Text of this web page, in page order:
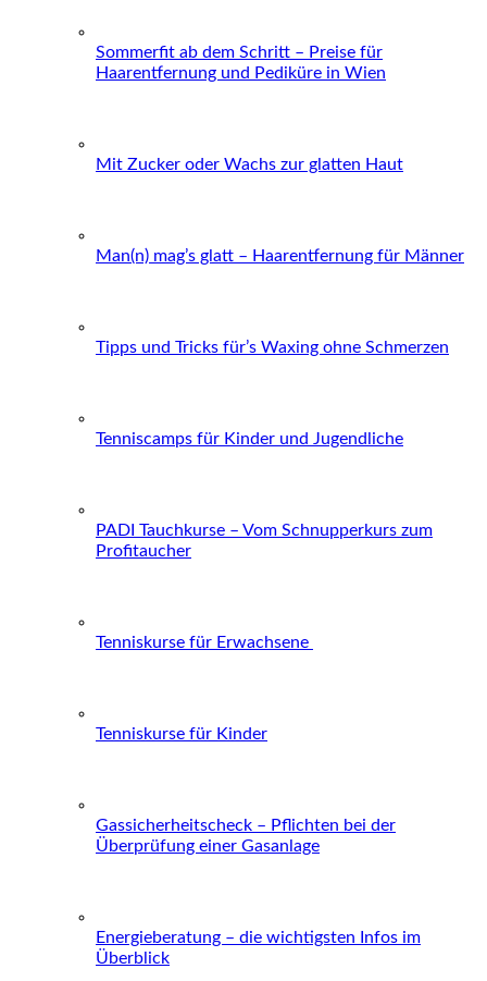
Sommerfit ab dem Schritt – Preise für
Haarentfernung und Pediküre in Wien
Mit Zucker oder Wachs zur glatten Haut
Man(n) mag’s glatt – Haarentfernung für Männer
Tipps und Tricks für’s Waxing ohne Schmerzen
Tenniscamps für Kinder und Jugendliche
PADI Tauchkurse – Vom Schnupperkurs zum
Profitaucher
Tenniskurse für Erwachsene
Tenniskurse für Kinder
Gassicherheitscheck – Pflichten bei der
Überprüfung einer Gasanlage
Energieberatung – die wichtigsten Infos im
Überblick